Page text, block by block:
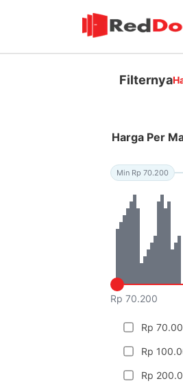
Filternya
Harga Per
Min Rp 70.200
Rp 70.200
Rp
Rp
Rp